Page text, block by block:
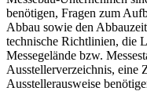
benötigen, Fragen zum
Abbau sowie den
technische Richtlinien, die
Messegelände bzw.
Ausstellerverzeichnis, eine
Ausstellerausweise